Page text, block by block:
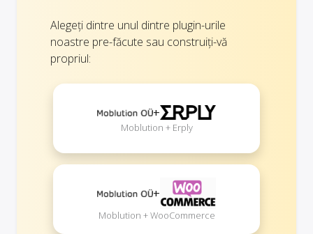
Alegeți dintre unul dintre plugin-urile
noastre pre-făcute sau construiți-vă
propriul:
+
Moblution + Erply
+
Moblution + WooCommerce